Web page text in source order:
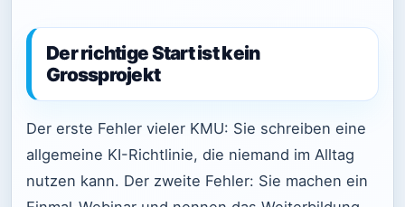
Der richtige Start ist kein
Grossprojekt
Der erste Fehler vieler KMU: Sie schreiben eine
allgemeine KI-Richtlinie, die niemand im Alltag
nutzen kann. Der zweite Fehler: Sie machen ein